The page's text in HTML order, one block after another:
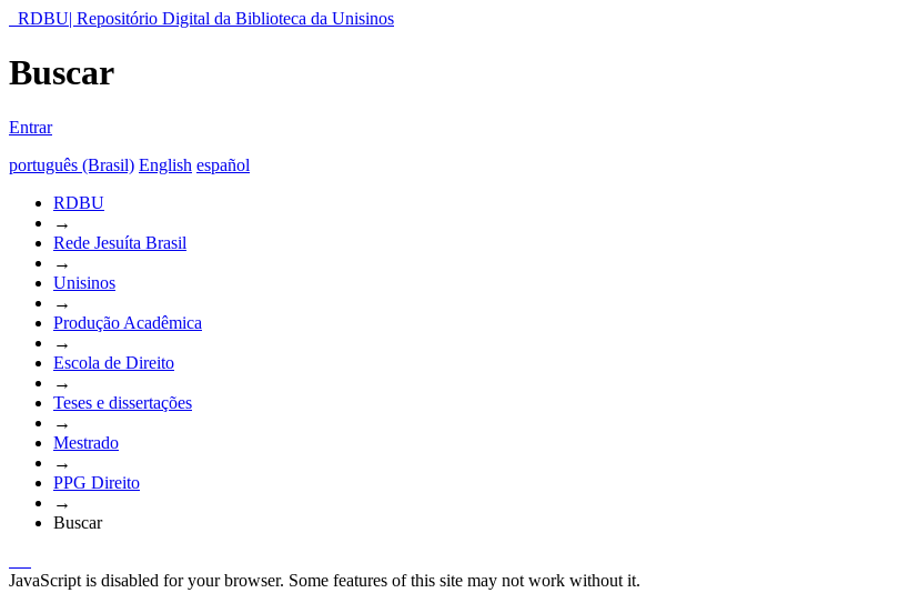
RDBU| Repositório Digital da Biblioteca da Unisinos
Buscar
Entrar
português (Brasil) English español
RDBU
→
Rede Jesuíta Brasil
→
Unisinos
→
Produção Acadêmica
→
Escola de Direito
→
Teses e dissertações
→
Mestrado
→
PPG Direito
→
Buscar
JavaScript is disabled for your browser. Some features of this site may not work without it.